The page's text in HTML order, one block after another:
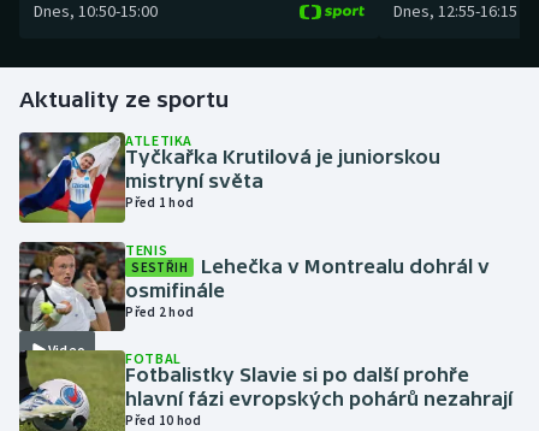
Golf
Gymnastika
Házená
Jezdectví
Judo
Krasobruslení
Dnes, 10:50-15:00 Dnes, 12:55-16:15
Aktuality ze sportu
ATLETIKA
Tyčkařka Krutilová je juniorskou
mistryní světa
Před 1 hod
Video
TENIS
SESTŘIH
Lehečka v Montrealu dohrál v
osmifinále
Před 2 hod
FOTBAL
Fotbalistky Slavie si po další prohře
hlavní fázi evropských pohárů nezahrají
Před 10 hod